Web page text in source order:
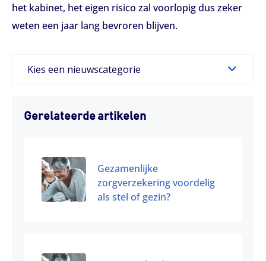
het kabinet, het eigen risico zal voorlopig dus zeker
weten een jaar lang bevroren blijven.
Kies een nieuwscategorie
Gerelateerde artikelen
Gezamenlijke
zorgverzekering voordelig
als stel of gezin?